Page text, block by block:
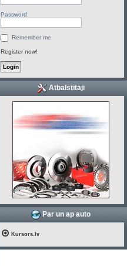
Password:
Remember me
Register now!
Atbalstītāji
Par un ap auto
Kursors.lv